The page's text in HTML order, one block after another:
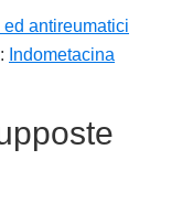
antireumatici
Indometacina